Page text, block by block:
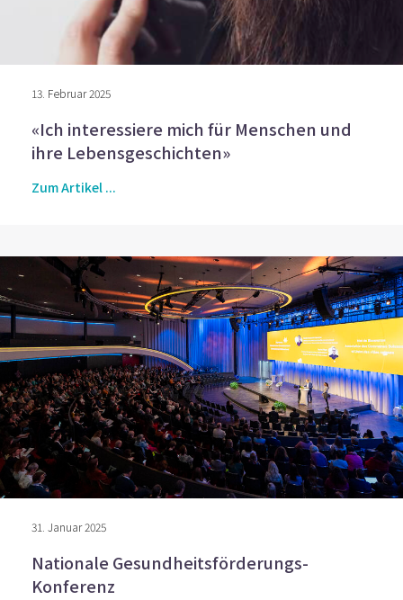
13. Februar 2025
«Ich interessiere mich für Menschen und
ihre Lebensgeschichten»
Zum Artikel ...
31. Januar 2025
Nationale Gesundheitsförderungs-
Konferenz